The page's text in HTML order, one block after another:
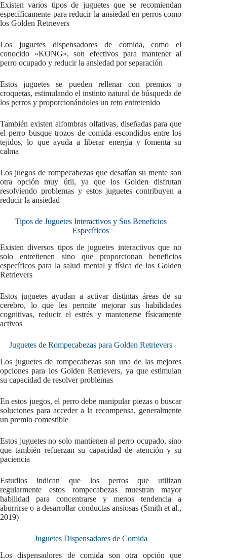
Existen varios tipos de juguetes que se recomiendan
específicamente para reducir la ansiedad en perros como
los Golden Retrievers
Los juguetes dispensadores de comida, como el
conocido «KONG», son efectivos para mantener al
perro ocupado y reducir la ansiedad por separación
Estos juguetes se pueden rellenar con premios o
croquetas, estimulando el instinto natural de búsqueda de
los perros y proporcionándoles un reto entretenido
También existen alfombras olfativas, diseñadas para que
el perro busque trozos de comida escondidos entre los
tejidos, lo que ayuda a liberar energía y fomenta su
calma
Los juegos de rompecabezas que desafían su mente son
otra opción muy útil, ya que los Golden disfrutan
resolviendo problemas y estos juguetes contribuyen a
reducir la ansiedad
Tipos de Juguetes Interactivos y Sus Beneficios
Específicos
Existen diversos tipos de juguetes interactivos que no
solo entretienen sino que proporcionan beneficios
específicos para la salud mental y física de los Golden
Retrievers
Estos juguetes ayudan a activar distintas áreas de su
cerebro, lo que les permite mejorar sus habilidades
cognitivas, reducir el estrés y mantenerse físicamente
activos
Juguetes de Rompecabezas para Golden Retrievers
Los juguetes de rompecabezas son una de las mejores
opciones para los Golden Retrievers, ya que estimulan
su capacidad de resolver problemas
En estos juegos, el perro debe manipular piezas o buscar
soluciones para acceder a la recompensa, generalmente
un premio comestible
Estos juguetes no solo mantienen al perro ocupado, sino
que también refuerzan su capacidad de atención y su
paciencia
Estudios indican que los perros que utilizan
regularmente estos rompecabezas muestran mayor
habilidad para concentrarse y menos tendencia a
aburrirse o a desarrollar conductas ansiosas (Smith et al.,
2019)
Juguetes Dispensadores de Comida
Los dispensadores de comida son otra opción que